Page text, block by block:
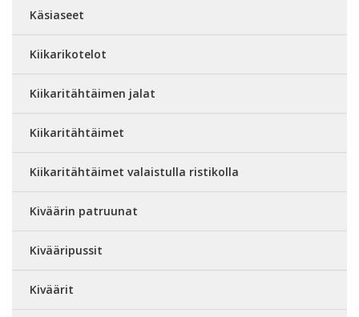
Käsiaseet
Kiikarikotelot
Kiikaritähtäimen jalat
Kiikaritähtäimet
Kiikaritähtäimet valaistulla ristikolla
Kiväärin patruunat
Kivääripussit
Kiväärit